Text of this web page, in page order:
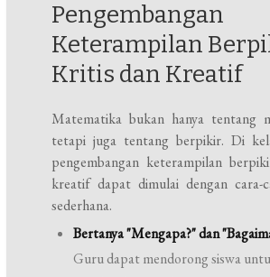
Pengembangan
Keterampilan
Kritis dan Kreatif
Matematika bukan hanya tentang
tetapi juga tentang berpikir. Di
pengembangan keterampilan
kreatif dapat dimulai dengan cara-
sederhana.
Bertanya "Mengapa?" dan
Guru dapat mendorong siswa